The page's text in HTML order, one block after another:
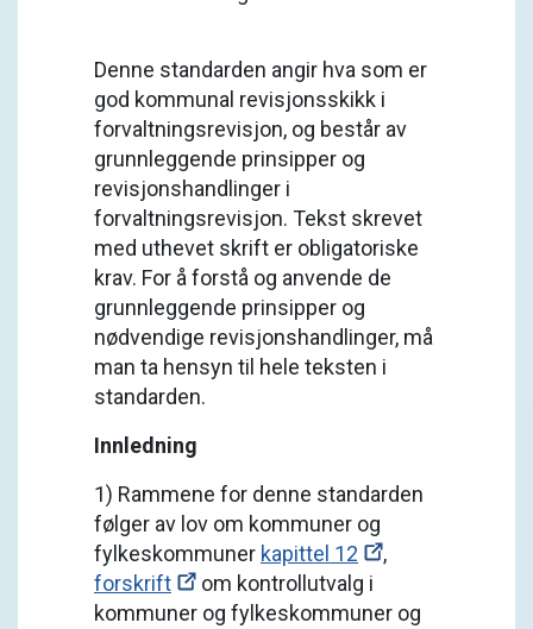
Denne standarden angir hva som er
god kommunal revisjonsskikk i
forvaltningsrevisjon, og består av
grunnleggende prinsipper og
revisjonshandlinger i
forvaltningsrevisjon. Tekst skrevet
med uthevet skrift er obligatoriske
krav. For å forstå og anvende de
grunnleggende prinsipper og
nødvendige revisjonshandlinger, må
man ta hensyn til hele teksten i
standarden.
Innledning
1) Rammene for denne standarden
følger av lov om kommuner og
fylkeskommuner kapittel 12
,
forskrift
om kontrollutvalg i
kommuner og fylkeskommuner og